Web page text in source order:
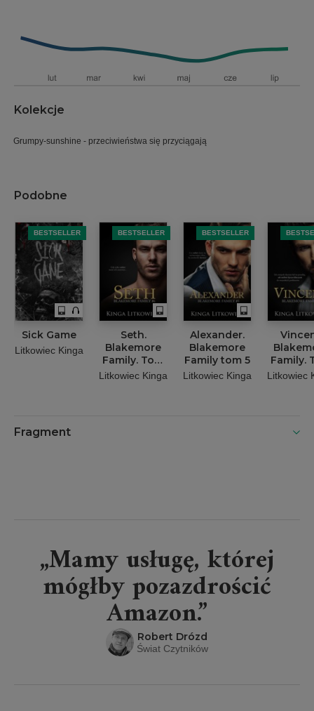
Kolekcje
Grumpy-sunshine - przeciwieństwa się przyciągają
Podobne
BESTSELLER
Sick Game
Litkowiec Kinga
BESTSELLER
Seth.
Blakemore
Family. Tom
6
Litkowiec Kinga
BESTSELLER
Alexander.
Blakemore
Family tom 5
Litkowiec Kinga
Family.
2
Litkowiec
Fragment
„Mamy usługę, której
mógłby pozazdrościć
Amazon.”
Robert Drózd
Świat Czytników